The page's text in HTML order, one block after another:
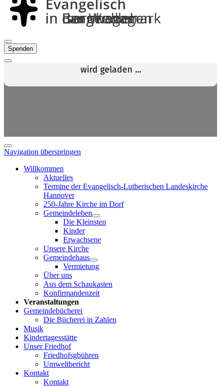
Spenden
Navigation überspringen
Willkommen
Aktuelles
Termine der Evangelisch-Lutherischen Landeskirche
Hannover
250-Jahre Kirche im Dorf
Gemeindeleben
Die Kleinsten
Kinder
Erwachsene
Unsere Kirche
Gemeindehaus
Vermietung
Über uns
Aus dem Schaukasten
Konfirmandenzeit
Veranstaltungen
Gemeindebücherei
Die Bücherei in Zahlen
Musik
Kindertagesstätte
Unser Friedhof
Friedhofsgbühren
Umweltbericht
Kontakt
Kontakt